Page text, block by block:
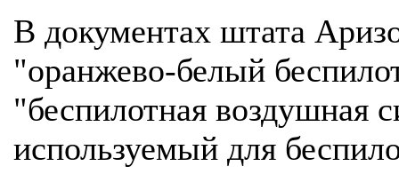
В документах штата
"оранжево-белый
"беспилотная воздушная
используемый для